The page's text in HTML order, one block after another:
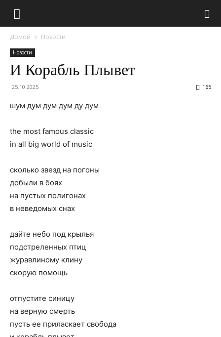
Домой Новости
Новости
И Корабль Плывет
25.10.2025 165
шум дум дум дум ду дум
the most famous classic
in all big world of music
сколько звезд на погоны
добыли в боях
на пустых полигонах
в неведомых снах
дайте небо под крылья
подстреленных птиц
журавлиному клину
скорую помощь
отпустите синицу
на верную смерть
пусть ее приласкает свобода